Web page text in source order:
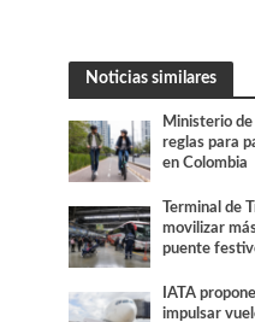
Noticias similares
Ministerio
reglas para
en Colombia
Terminal de
movilizar
puente
IATA
impulsar